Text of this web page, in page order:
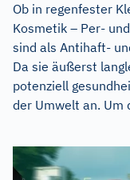
Ob in regenfester
Kosmetik – Per-
sind als Antihaft-
Da sie äußerst
potenziell
der Umwelt an. Um